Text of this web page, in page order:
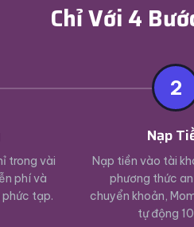
Chỉ Với 4
trong vài
phí và
tạp.
2
Nạp
Nạp tiền vào tài
phương thức
chuyển khoản,
tự động